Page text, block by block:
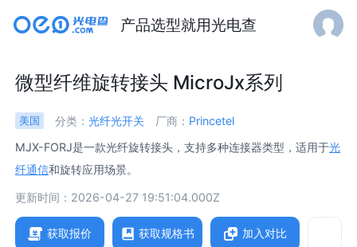
产品选型就用光电查
微型纤维旋转接头 MicroJx系列
美国 分类： 光纤光开关 厂商： Princetel
MJX-FORJ是一款光纤旋转接头，支持多种连接器类型，适用于光
纤通信和旋转应用场景。
更新时间：2026-04-27 19:51:04.000Z
获取报价 获取规格书 加入对比